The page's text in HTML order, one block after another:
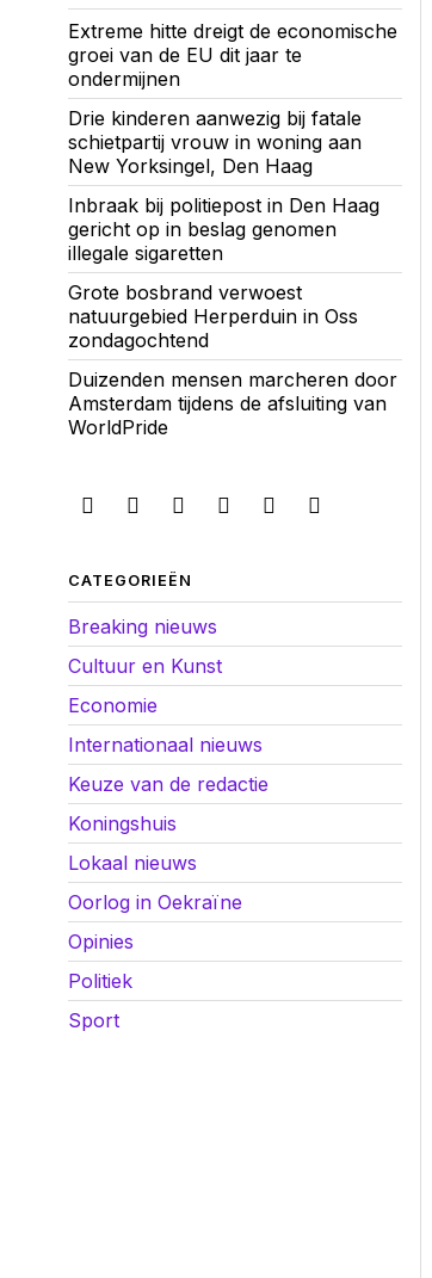
Extreme hitte dreigt de economische
groei van de EU dit jaar te
ondermijnen
Drie kinderen aanwezig bij fatale
schietpartij vrouw in woning aan
New Yorksingel, Den Haag
Inbraak bij politiepost in Den Haag
gericht op in beslag genomen
illegale sigaretten
Grote bosbrand verwoest
natuurgebied Herperduin in Oss
zondagochtend
Duizenden mensen marcheren door
Amsterdam tijdens de afsluiting van
WorldPride
CATEGORIEËN
Breaking nieuws
Cultuur en Kunst
Economie
Internationaal nieuws
Keuze van de redactie
Koningshuis
Lokaal nieuws
Oorlog in Oekraïne
Opinies
Politiek
Sport